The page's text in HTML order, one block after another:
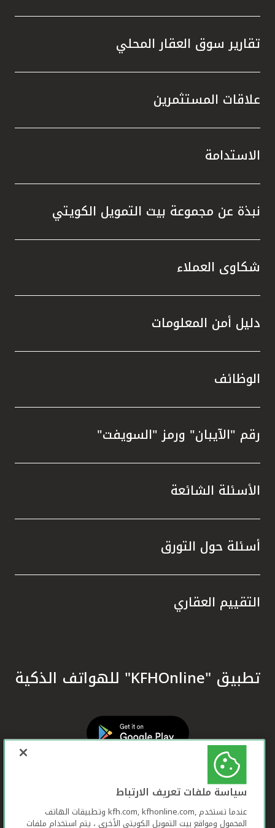
تقارير سوق العقار المحلي
علاقات المستثمرين
الاستدامة
نبذة عن مجموعة بيت التمويل الكويتي
شكاوى العملاء
دليل أمن المعلومات
الوظائف
رقم "الآيبان" ورمز "السويفت"
الأسئلة الشائعة
أسئلة حول التورق
التقييم العقاري
تطبيق "KFHOnline" للهواتف الذكية
سياسة ملفات تعريف الارتباط
عندما تستخدم ,kfh.com, kfhonline.com وتطبيقات الهاتف
المحمول ومواقع بيت التمويل الكويتي الأخرى ، يتم استخدام ملفات